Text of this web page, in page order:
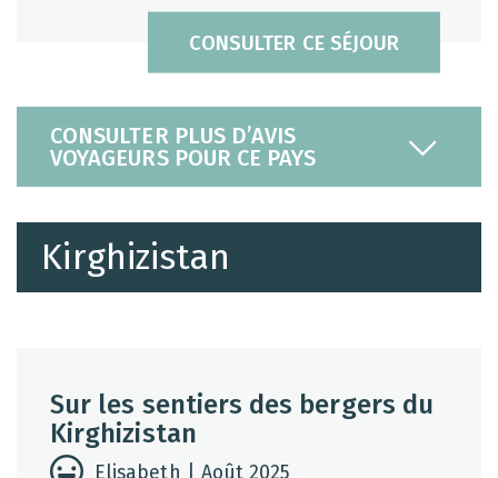
CONSULTER CE SÉJOUR
CONSULTER PLUS D’AVIS
VOYAGEURS POUR CE PAYS
Kirghizistan
Sur les sentiers des bergers du
Kirghizistan